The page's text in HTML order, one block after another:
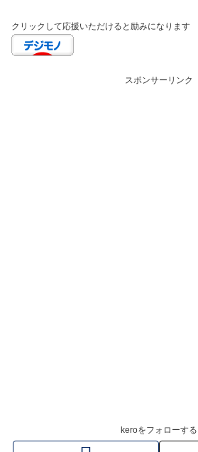
クリックして応援いただけると励みになります
スポンサーリンク
keroをフォローする